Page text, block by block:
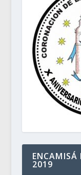
ENCAMISÁ
2019